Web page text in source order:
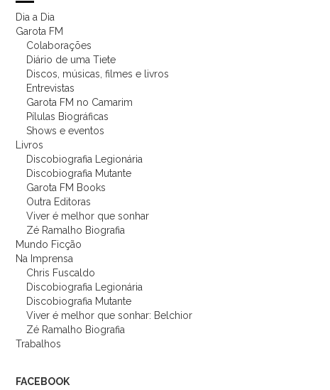
Dia a Dia
Garota FM
Colaborações
Diário de uma Tiete
Discos, músicas, filmes e livros
Entrevistas
Garota FM no Camarim
Pílulas Biográficas
Shows e eventos
Livros
Discobiografia Legionária
Discobiografia Mutante
Garota FM Books
Outra Editoras
Viver é melhor que sonhar
Zé Ramalho Biografia
Mundo Ficção
Na Imprensa
Chris Fuscaldo
Discobiografia Legionária
Discobiografia Mutante
Viver é melhor que sonhar: Belchior
Zé Ramalho Biografia
Trabalhos
FACEBOOK